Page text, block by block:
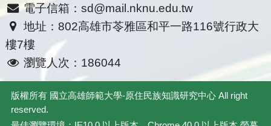
電子信箱：sd@mail.nknu.edu.tw
地址：802高雄市苓雅區和平一路116號行政大
樓7樓
瀏覽人次：186044
版權所有 國立高雄師範大學-原住民族知識研究中心 All right
reserved.